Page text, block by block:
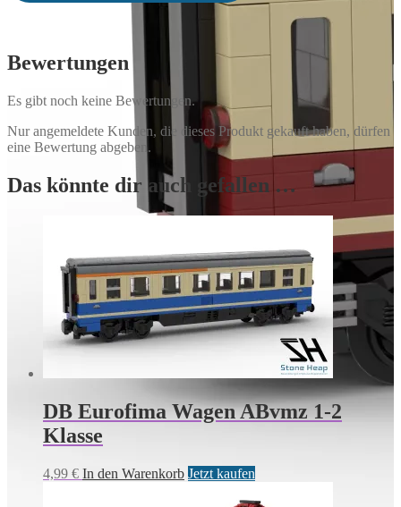
Bewertungen
Es gibt noch keine Bewertungen.
Nur angemeldete Kunden, die dieses Produkt gekauft haben, dürfen
eine Bewertung abgeben.
Das könnte dir auch gefallen …
DB Eurofima Wagen ABvmz 1-2
Klasse
4,99 € In den Warenkorb Jetzt kaufen